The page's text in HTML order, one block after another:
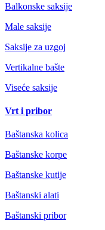
Balkonske saksije
Male saksije
Saksije za uzgoj
Vertikalne bašte
Viseće saksije
Vrt i pribor
Baštanska kolica
Baštanske korpe
Baštanske kutije
Baštanski alati
Baštanski pribor